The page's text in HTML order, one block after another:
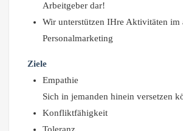
Arbeitgeber dar!
Wir unterstützen IHre Aktivitäten im
Personalmarketing
Ziele
Empathie
Sich in jemanden hinein versetzen
Konfliktfähigkeit